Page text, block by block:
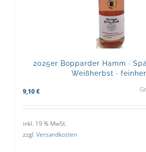
2025er Bopparder Hamm ·
Weißherbst ·
9,10 €
inkl. 19 % MwSt.
zzgl. Versandkosten